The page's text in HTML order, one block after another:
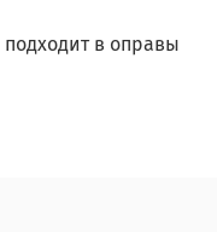
подходит в оправы